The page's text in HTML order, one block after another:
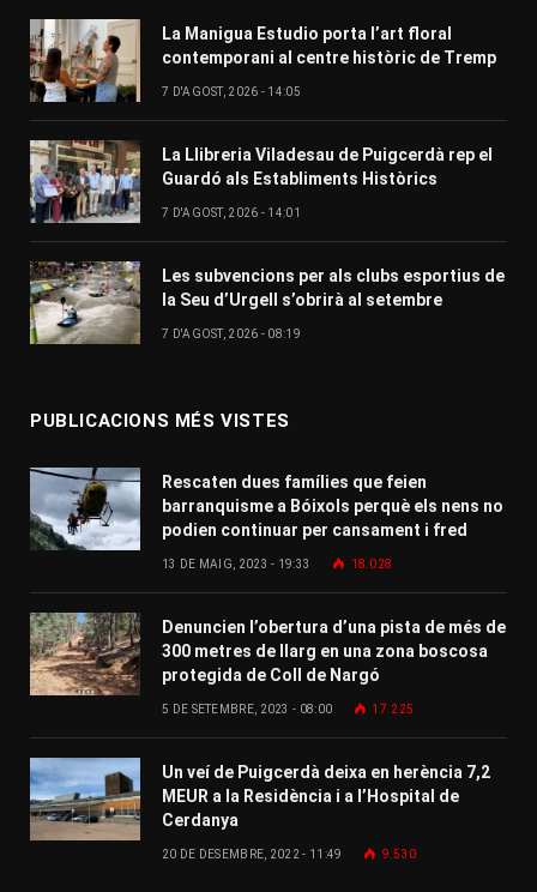
La Manigua Estudio porta l’art floral
contemporani al centre històric de Tremp
7 D'AGOST, 2026 - 14:05
La Llibreria Viladesau de Puigcerdà rep el
Guardó als Establiments Històrics
7 D'AGOST, 2026 - 14:01
Les subvencions per als clubs esportius de
la Seu d’Urgell s’obrirà al setembre
7 D'AGOST, 2026 - 08:19
PUBLICACIONS MÉS VISTES
Rescaten dues famílies que feien
barranquisme a Bóixols perquè els nens no
podien continuar per cansament i fred
13 DE MAIG, 2023 - 19:33 18.028
Denuncien l’obertura d’una pista de més de
300 metres de llarg en una zona boscosa
protegida de Coll de Nargó
5 DE SETEMBRE, 2023 - 08:00 17.225
Un veí de Puigcerdà deixa en herència 7,2
MEUR a la Residència i a l’Hospital de
Cerdanya
20 DE DESEMBRE, 2022 - 11:49 9.530